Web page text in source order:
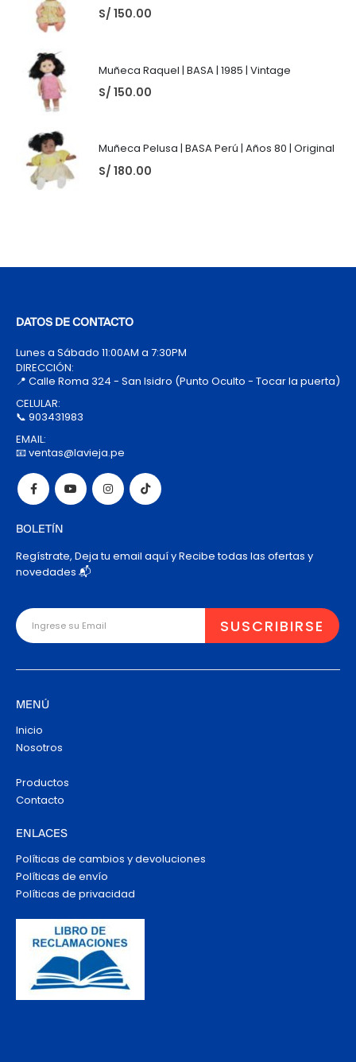
S/ 150.00
Muñeca Raquel | BASA | 1985 | Vintage
S/ 150.00
Muñeca Pelusa | BASA Perú | Años 80 | Original
S/ 180.00
DATOS DE CONTACTO
Lunes a Sábado 11:00AM a 7:30PM
DIRECCIÓN:
📍 Calle Roma 324 - San Isidro (Punto Oculto - Tocar la puerta)
CELULAR:
📞 903431983
EMAIL:
📧 ventas@lavieja.pe
BOLETÍN
Regístrate, Deja tu email aquí y Recibe todas las ofertas y
novedades 📬
MENÚ
Inicio
Nosotros
Productos
Contacto
ENLACES
Políticas de cambios y devoluciones
Políticas de envío
Políticas de privacidad